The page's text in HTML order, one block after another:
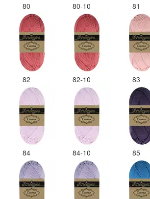
80 80-10 81
82 82-10 83
84 84-10 85